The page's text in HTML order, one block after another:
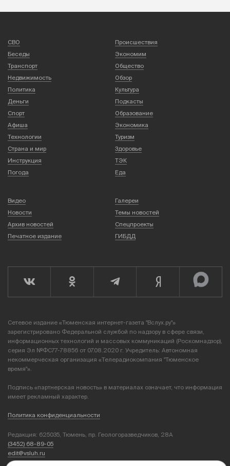
СВО
Происшествия
Беседы
Экономим
Транспорт
Общество
Недвижимость
Обзор
Политика
Культура
Деньги
Подкасты
Спорт
Образование
Афиша
Экономика
Технологии
Туризм
Страна и мир
Здоровье
Инструкция
ТЭК
Погода
Еда
Видео
Галереи
Новости
Темы новостей
Архив новостей
Спецпроекты
Печатное издание
ГИБДД
Сетевое издание «Тюменская интернет-газета "Вслух.ру"»
зарегистрировано Федеральной службой по надзору в сфере связи,
информационных технологий и массовых коммуникаций (Роскомнадзор),
серия Эл №ФС77-78856 от 07.08.2020 г. Учредитель: Автономная
некоммерческая организация «Телерадиокомпания "Тюменское
время"».
Подпись «партнерская новость» в материалах означает, что информация
имеет рекламный характер.
Политика конфиденциальности
Редакция: 625035, Тюмень, пр. Геологоразведчиков, 28А
(3452) 68-89-05
edit@vsluh.ru